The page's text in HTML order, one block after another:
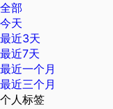
全部
今天
最近3天
最近7天
最近一个月
最近三个月
个人标签